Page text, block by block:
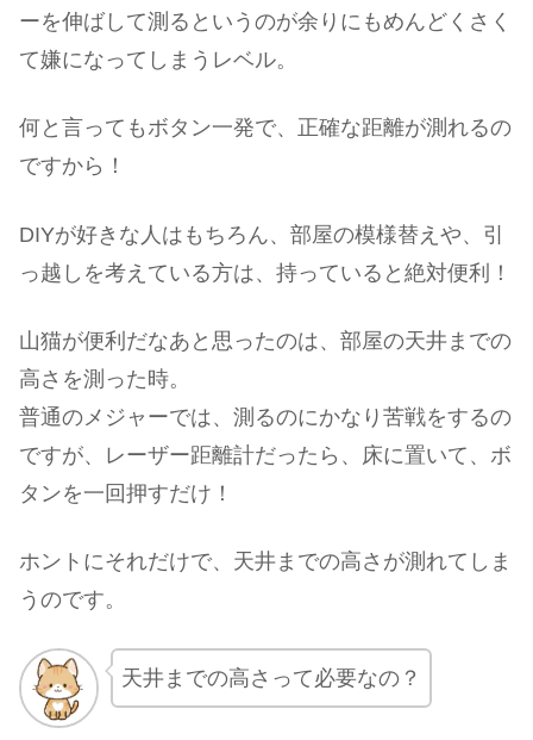
ーを伸ばして測るというのが余りにもめんどくさく
て嫌になってしまうレベル。
何と言ってもボタン一発で、正確な距離が測れるの
ですから！
DIYが好きな人はもちろん、部屋の模様替えや、引
っ越しを考えている方は、持っていると絶対便利！
山猫が便利だなあと思ったのは、部屋の天井までの
高さを測った時。
普通のメジャーでは、測るのにかなり苦戦をするの
ですが、レーザー距離計だったら、床に置いて、ボ
タンを一回押すだけ！
ホントにそれだけで、天井までの高さが測れてしま
うのです。
天井までの高さって必要なの？